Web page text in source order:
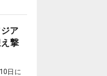
ア
撃
日に